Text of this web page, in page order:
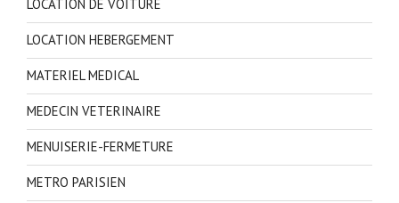
LOCATION DE VOITURE
LOCATION HEBERGEMENT
MATERIEL MEDICAL
MEDECIN VETERINAIRE
MENUISERIE-FERMETURE
METRO PARISIEN